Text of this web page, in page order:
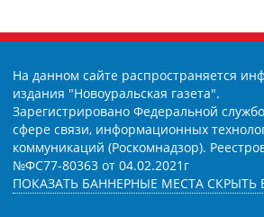
На данном сайте распространяется
издания "Новоуральская газета".
Зарегистрировано Федеральной
сфере связи, информационных
коммуникаций (Роскомнадзор).
№ФС77-80363 от 04.02.2021г
ПОКАЗАТЬ БАННЕРНЫЕ МЕСТА СКРЫТЬ